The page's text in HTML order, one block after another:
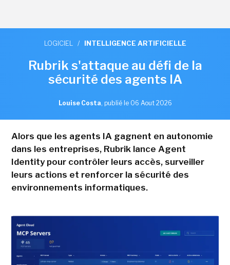
LOGICIEL / INTELLIGENCE ARTIFICIELLE
Rubrik s'attaque au défi de la
sécurité des agents IA
Louise Costa, publié le 06 Aout 2026
Alors que les agents IA gagnent en autonomie
dans les entreprises, Rubrik lance Agent
Identity pour contrôler leurs accès, surveiller
leurs actions et renforcer la sécurité des
environnements informatiques.